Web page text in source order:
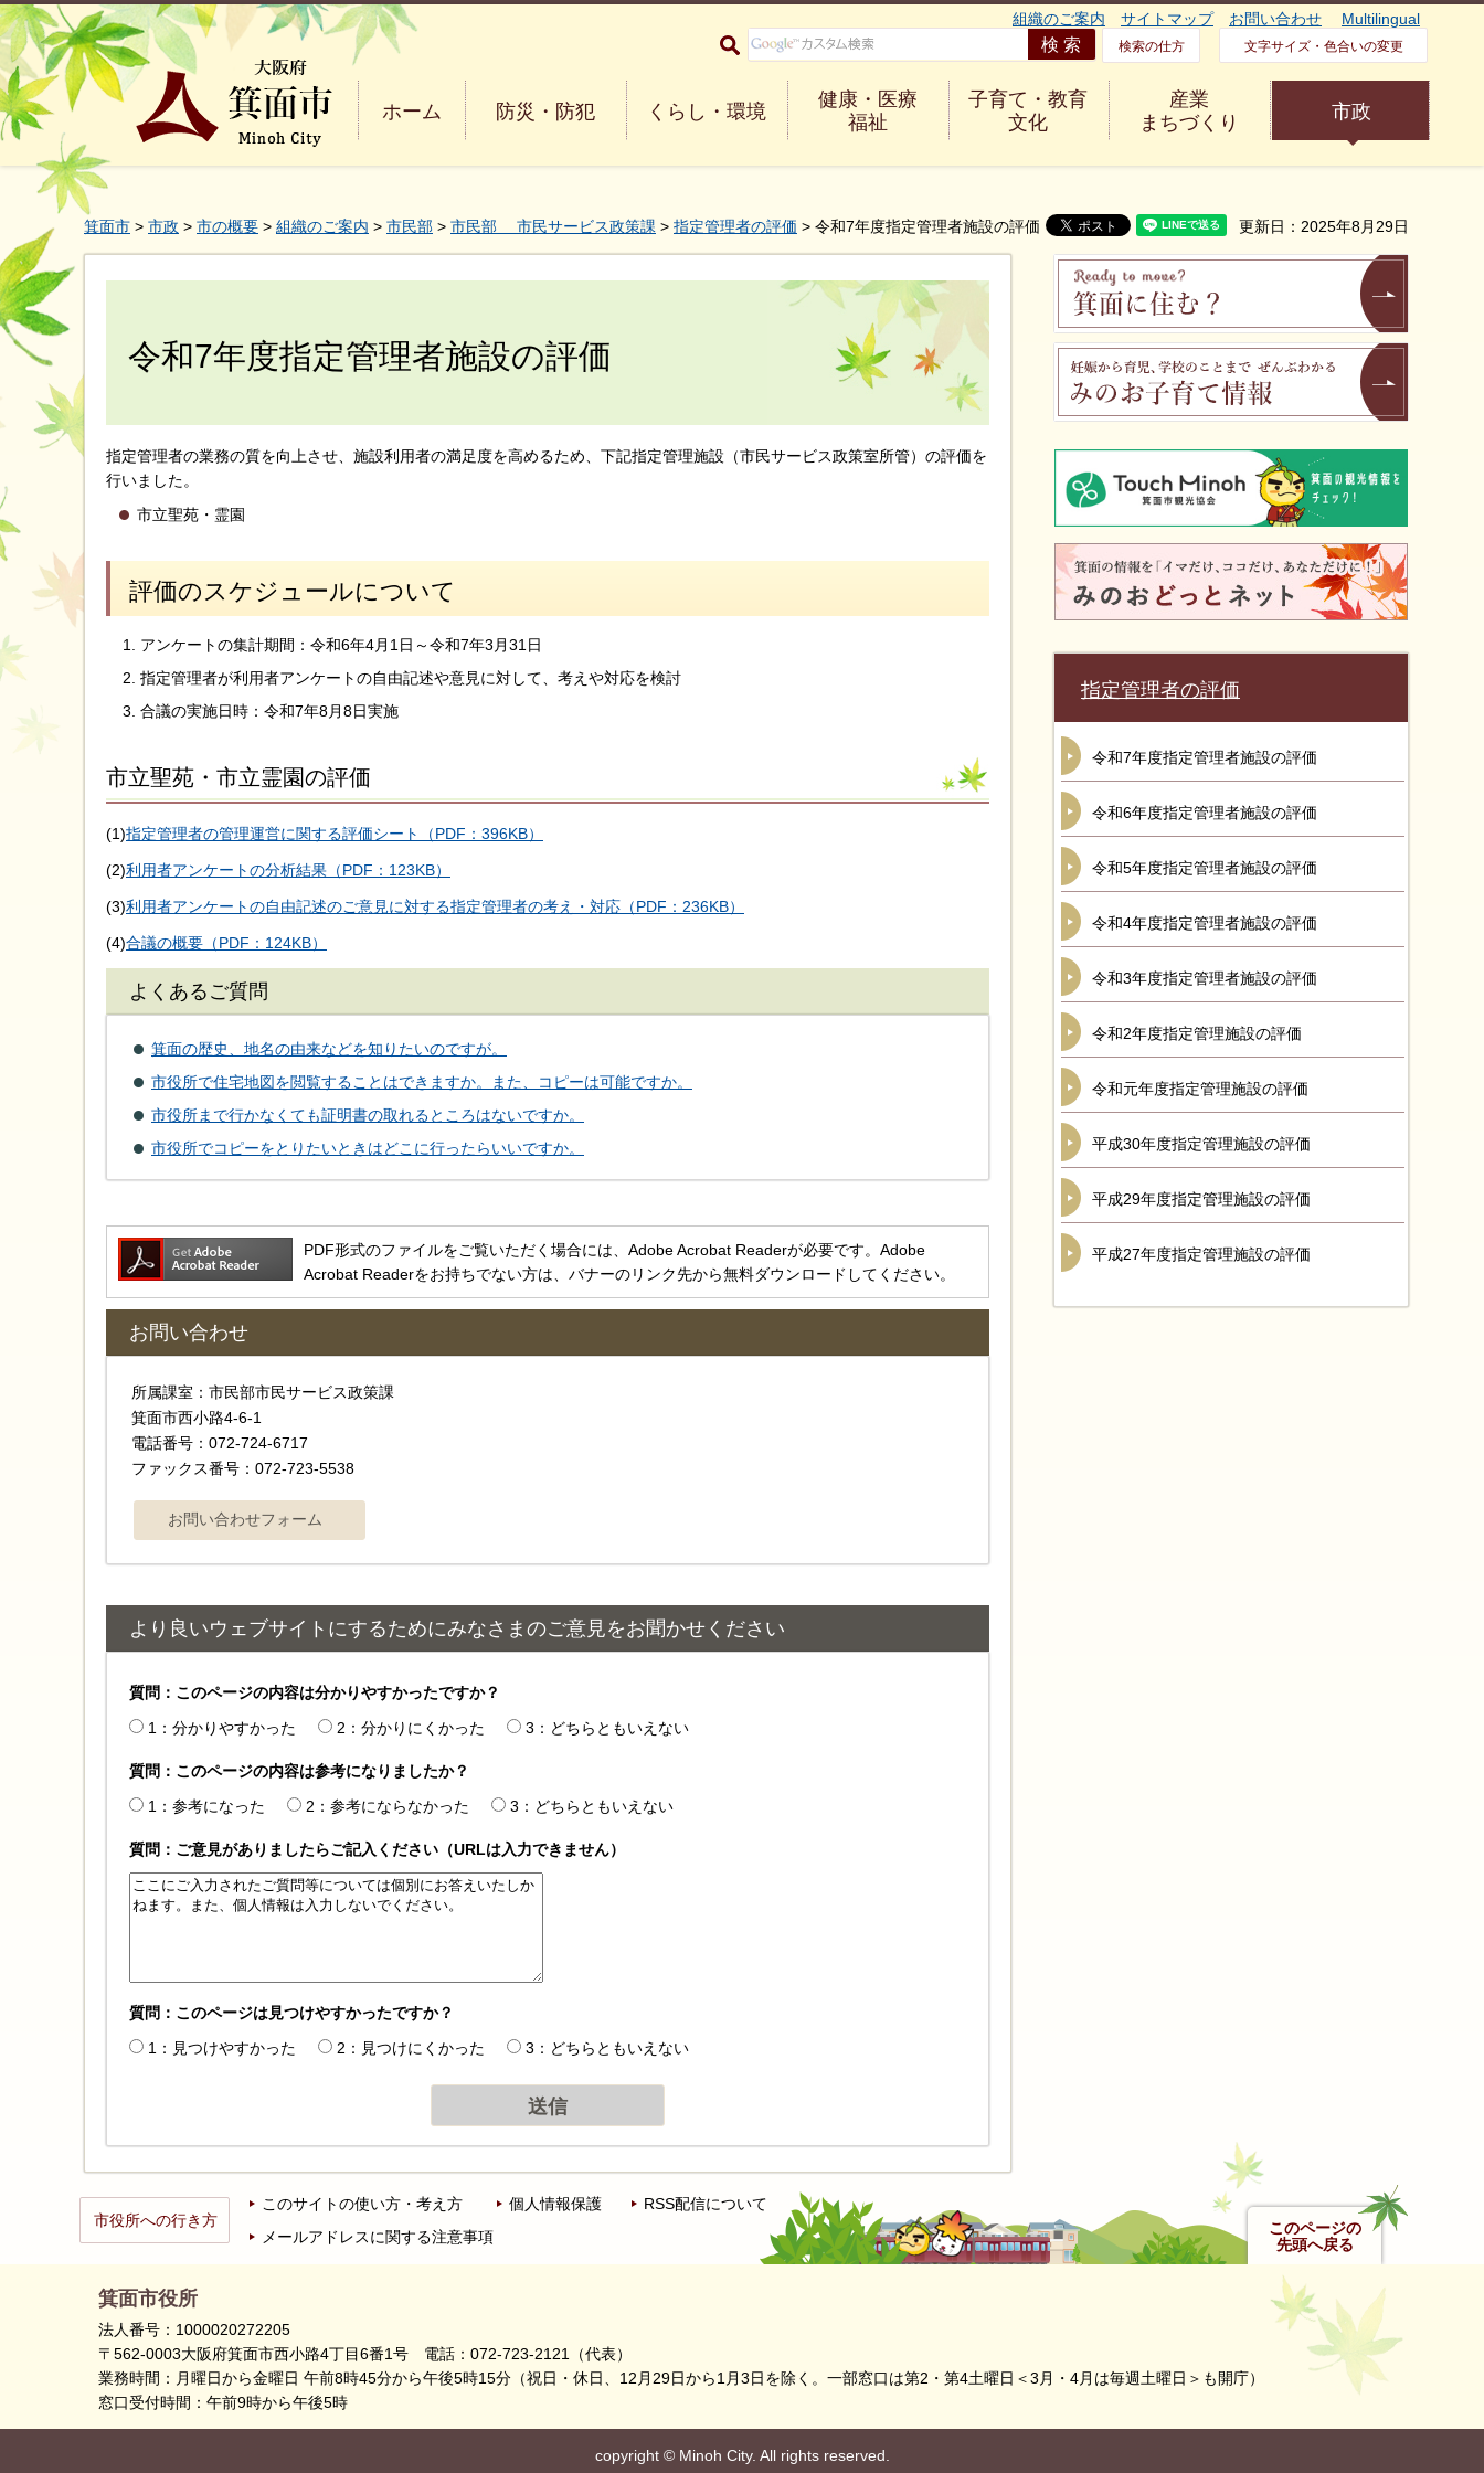
大阪府箕面市 Minoh City
組織のご案内 サイトマップ お問い合わせ Multilingual
検索の仕方 文字サイズ・色合いの変更
ホーム 防災・防犯 くらし・環境
健康・医療
福祉
子育て・教育
文化
産業
まちづくり
市政
箕面市 > 市政 > 市の概要 > 組織のご案内 > 市民部 > 市民部 市民サービス政策課 > 指定管理者の評価 > 令和7年度指定管理者施設の評価 更新日：2025年8月29日
令和7年度指定管理者施設の評価
指定管理者の業務の質を向上させ、施設利用者の満足度を高めるため、下記指定管理施設（市民サービス政策室所管）の評価を
行いました。
市立聖苑・霊園
評価のスケジュールについて
アンケートの集計期間：令和6年4月1日～令和7年3月31日
指定管理者が利用者アンケートの自由記述や意見に対して、考えや対応を検討
合議の実施日時：令和7年8月8日実施
市立聖苑・市立霊園の評価
(1)指定管理者の管理運営に関する評価シート（PDF：396KB）
(2)利用者アンケートの分析結果（PDF：123KB）
(3)利用者アンケートの自由記述のご意見に対する指定管理者の考え・対応（PDF：236KB）
(4)合議の概要（PDF：124KB）
よくあるご質問
箕面の歴史、地名の由来などを知りたいのですが。
市役所で住宅地図を閲覧することはできますか。また、コピーは可能ですか。
市役所まで行かなくても証明書の取れるところはないですか。
市役所でコピーをとりたいときはどこに行ったらいいですか。
PDF形式のファイルをご覧いただく場合には、Adobe Acrobat Readerが必要です。Adobe
Acrobat Readerをお持ちでない方は、バナーのリンク先から無料ダウンロードしてください。
お問い合わせ
所属課室：市民部市民サービス政策課
箕面市西小路4‐6‐1
電話番号：072-724-6717
ファックス番号：072-723-5538
より良いウェブサイトにするためにみなさまのご意見をお聞かせください
質問：このページの内容は分かりやすかったですか？
1：分かりやすかった
2：分かりにくかった 3：どちらともいえない
質問：このページの内容は参考になりましたか？
1：参考になった
2：参考にならなかった 3：どちらともいえない
質問：ご意見がありましたらご記入ください（URLは入力できません）
質問：このページは見つけやすかったですか？
1：見つけやすかった
2：見つけにくかった 3：どちらともいえない
指定管理者の評価
令和7年度指定管理者施設の評価
令和6年度指定管理者施設の評価
令和5年度指定管理者施設の評価
令和4年度指定管理者施設の評価
令和3年度指定管理者施設の評価
令和2年度指定管理施設の評価
令和元年度指定管理施設の評価
平成30年度指定管理施設の評価
平成29年度指定管理施設の評価
平成27年度指定管理施設の評価
このページの
先頭へ戻る
市役所への行き方
このサイトの使い方・考え方 個人情報保護
RSS配信について
メールアドレスに関する注意事項
箕面市役所
法人番号：1000020272205
〒562-0003大阪府箕面市西小路4丁目6番1号 電話：072-723-2121（代表）
業務時間：月曜日から金曜日 午前8時45分から午後5時15分 （祝日・休日、12月29日から1月3日を除く。 一部窓口は第2・第4土曜日＜3月・4月は毎週土曜日＞も開庁）
窓口受付時間：午前9時から午後5時
copyright ©Minoh City. All rights reserved.